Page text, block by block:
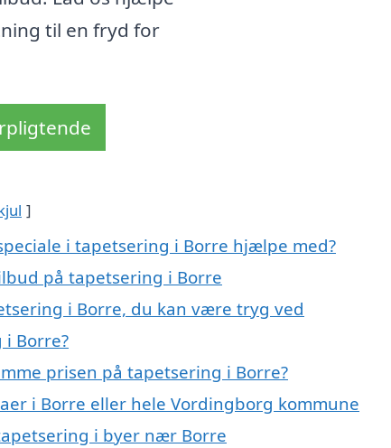
til en fryd for
i tapetsering i Borre hjælpe med?
på tapetsering i Borre
i Borre, du kan være tryg ved
Borre?
prisen på tapetsering i Borre?
i Borre eller hele Vordingborg kommune
i byer nær Borre